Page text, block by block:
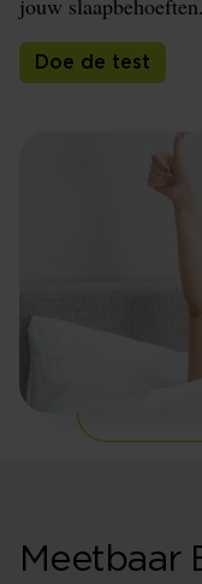
jouw slaapbehoeften.
Doe de test
Meetbaar